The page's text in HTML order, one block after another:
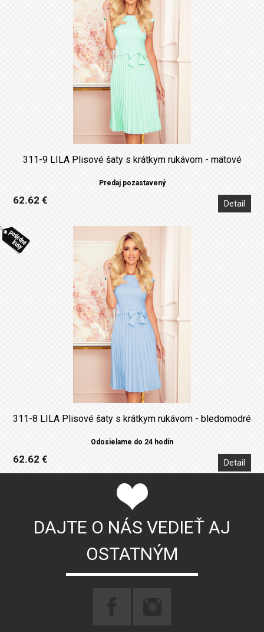
311-9 LILA Plisové šaty s krátkym rukávom - mätové
Predaj pozastavený
62.62 € Detail
311-8 LILA Plisové šaty s krátkym rukávom - bledomodré
Odosielame do 24 hodín
62.62 € Detail
DAJTE O NÁS VEDIEŤ AJ
OSTATNÝM